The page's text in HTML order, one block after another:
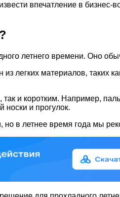
впечатление в
летнего времени. Оно
из легких материалов, таких
и коротким. Например,
носки и прогулок.
в летнее время года мы